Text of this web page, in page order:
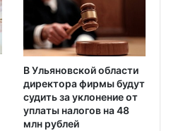
В Ульяновской области
директора фирмы будут
судить за уклонение от
уплаты налогов на 48
млн рублей